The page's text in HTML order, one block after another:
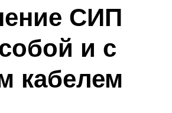
СИП
и с
кабелем